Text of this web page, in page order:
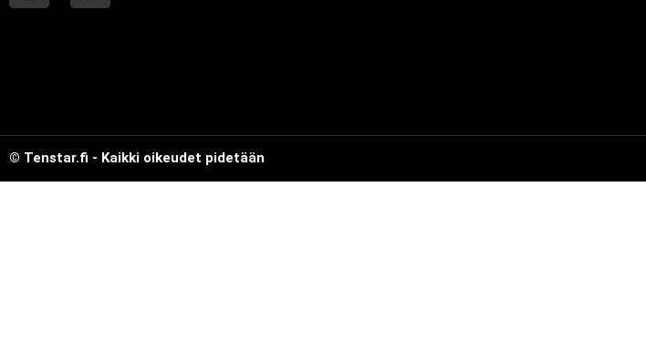
© Tenstar.fi - Kaikki oikeudet pidetään